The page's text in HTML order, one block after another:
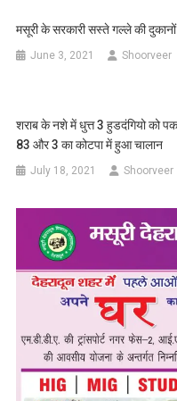
मसूरी के सरकारी सस्ते गल्ले की
June 3, 2021 Shoorveer
शराब के नशे में धुत्त 3 हुडदंगियो को
83 और 3 का कोटपा में हुआ चालान
July 18, 2021 Shoorveer